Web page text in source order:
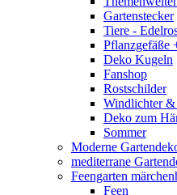
Gartenstecker
Tiere -
Pflanzgefäße
Deko Kugeln
Fanshop
Rostschilder
Windlichter &
Deko zum
Sommer
Moderne
mediterrane
Feengarten
Feen